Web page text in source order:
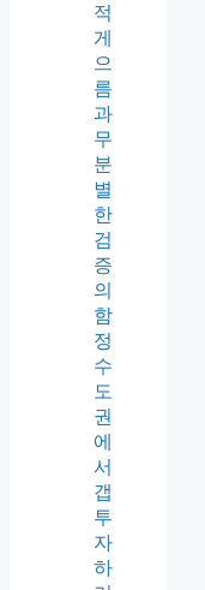
적
게
으
름
과
무
분
별
한
검
증
의
함
정
수
도
권
에
서
갭
투
자
하